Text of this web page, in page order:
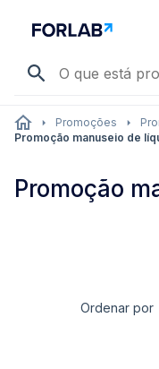
Promoções
Promoção manuseio de
Promoção
Ordenar por